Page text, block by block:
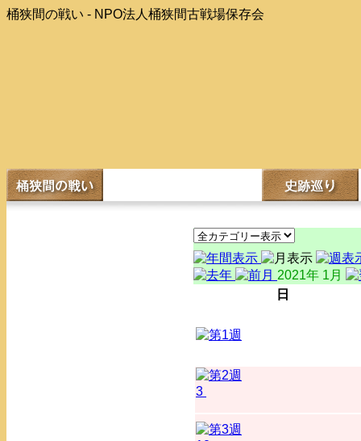
桶狭間の戦い - NPO法人桶狭間古戦場保存会
2021年 1月
日
3